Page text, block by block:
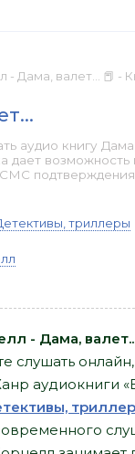
- Дама, валет... 📕 -
аудио книгу
дает возможность
триллеры
- Дама,
слушать
аудиокниги